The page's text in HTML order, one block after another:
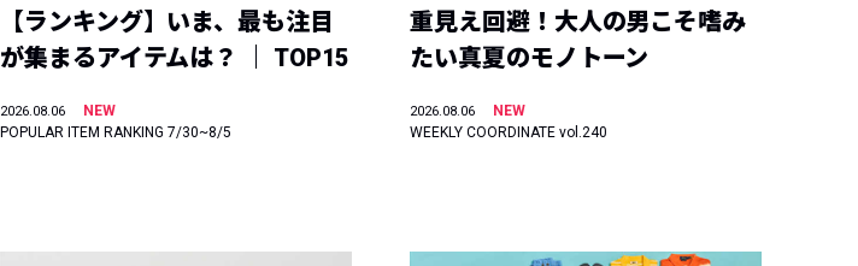
【ランキング】いま、最も注目
が集まるアイテムは？ ｜ TOP15
2026.08.06
NEW
POPULAR ITEM RANKING 7/30~8/5
重見え回避！大人の男こそ嗜み
たい真夏のモノトーン
2026.08.06
NEW
WEEKLY COORDINATE vol.240